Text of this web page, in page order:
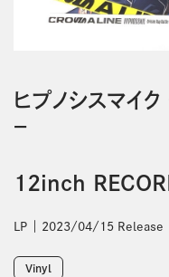
ヒプノシスマイ
－
12inch
LP 2023/04/15 Release
Vinyl